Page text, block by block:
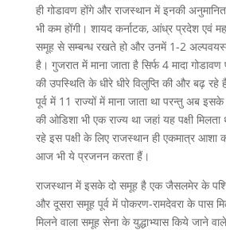
ही गोडावण होंगे और राजस्थान में इनकी
भी कम होंगी। शायद कर्नाटक, आंध्र प्रदेश एवं
समूह से सम्बन्ध रखते हो और उनमें 1-2
है। गुजरात में माना जाता है सिर्फ 4 मादा गोडावण
की उपस्थिति के धीरे धीरे विलुप्ति की और बढ़ रहे
पूर्व में 11 राज्यों में माना जाता था परन्तु अब
की ओडिशा भी एक राज्य था जहां यह पक्षी
रहे इस पक्षी के लिए राजस्थान ही एकमात्र आशा
आज भी ये प्रजनन करता हैं।
राजस्थान में इसके दो समूह है एक जैसलमेर के
और दूसरा समूह पूर्व में पोकरण-रामदेवरा के पास
मिलने वाला समूह सेना के युद्धाभ्यास किये जाने